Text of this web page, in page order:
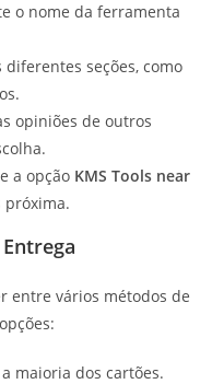
o nome da ferramenta
diferentes seções, como
opiniões de outros
a opção KMS Tools near
próxima.
entre vários métodos de
maioria dos cartões.